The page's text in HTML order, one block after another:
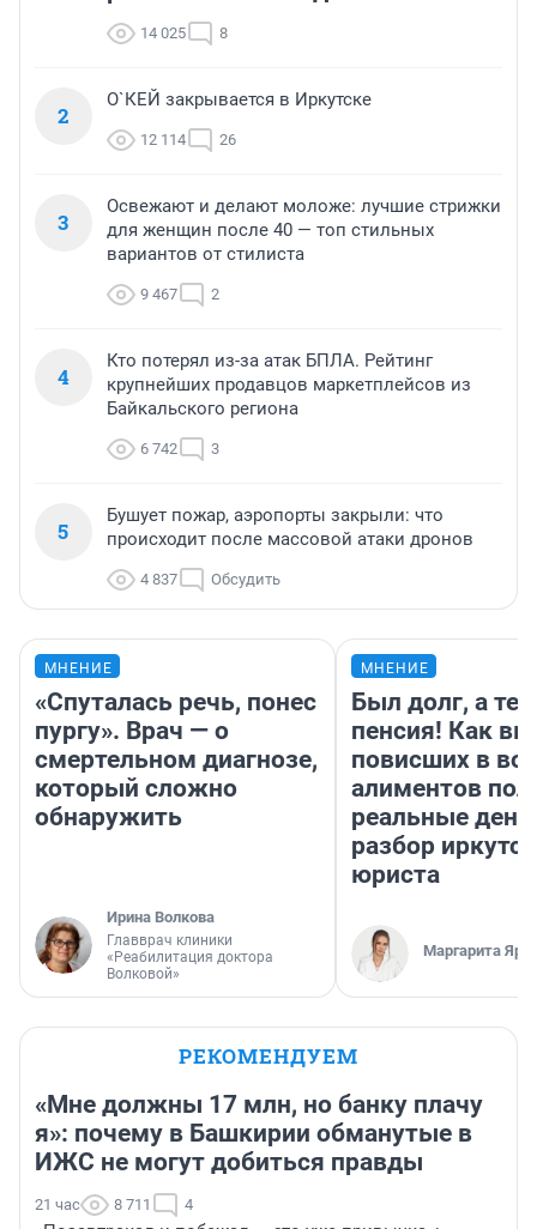
14 025 8
2
О`КЕЙ закрывается в Иркутске
12 114 26
3
Освежают и делают моложе: лучшие стрижки
для женщин после 40 — топ стильных
вариантов от стилиста
9 467 2
4
Кто потерял из-за атак БПЛА. Рейтинг
крупнейших продавцов маркетплейсов из
Байкальского региона
6 742 3
5
Бушует пожар, аэропорты закрыли: что
происходит после массовой атаки дронов
4 837 Обсудить
МНЕНИЕ
«Спуталась речь, понес
пургу». Врач — о
смертельном диагнозе,
который сложно
обнаружить
Ирина Волкова
Главврач клиники
«Реабилитация доктора
Волковой»
МНЕНИЕ
Был долг, а
пенсия! Как
повисших в
алиментов
реальные
разбор
юриста
Маргарита
РЕКОМЕНДУЕМ
«Мне должны 17 млн, но банку плачу
я»: почему в Башкирии обманутые в
ИЖС не могут добиться правды
21 час 8 711 4